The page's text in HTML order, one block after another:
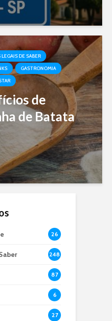
DE SABER
GASTRONOMIA
de
de Batata
26
248
87
6
27